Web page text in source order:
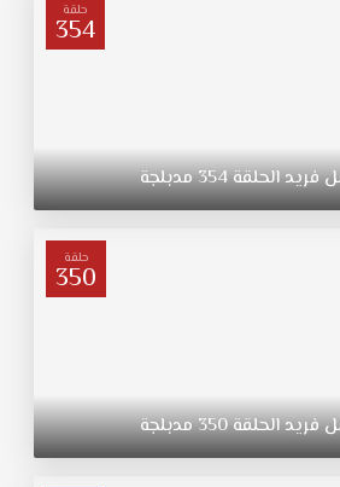
حلقة
354
فريدالحلقة354مدبلجة
حلقة
350
فريدالحلقة350مدبلجة